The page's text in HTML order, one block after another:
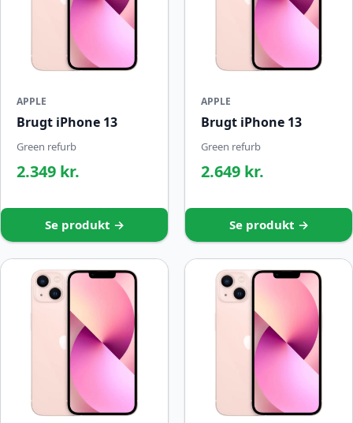
APPLE
Brugt iPhone 13
Green refurb
2.349 kr.
Se produkt →
APPLE
Brugt iPhone 13
Green refurb
2.649 kr.
Se produkt →